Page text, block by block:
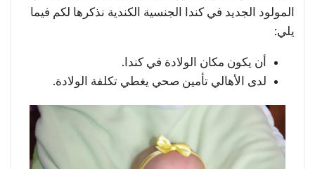
المولود الجديد في كندا الجنسية الكندية نذكرها لكم فيما
يلي:
أن يكون مكان الولادة في كندا.
لدى الأهالي تأمين صحي يغطي تكلفة الولادة.